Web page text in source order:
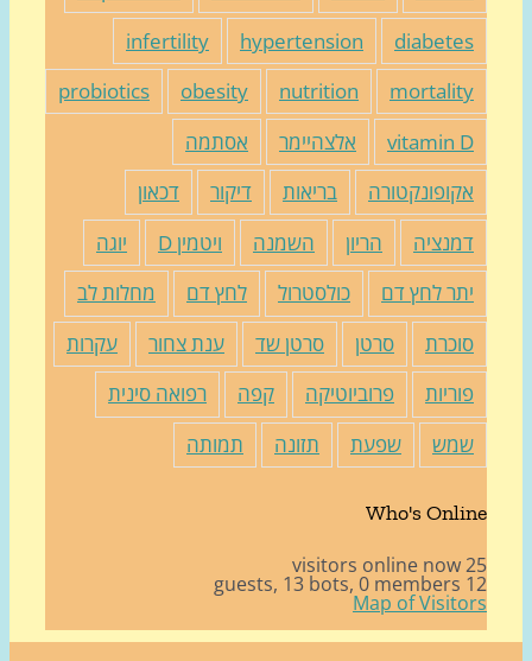
hypertension
infertility
nutrition
obesity
probiotics
vitamin
אלצהיימר
אסתמה
בריאות דיקור
דכאון
הריון השמנה ויטמין D
יוגה
לחץ דם
כולסטרול לחץ דם
מחלות לב
סרטן סרטן שד ענת צחור
עקרות
פרוביוטיקה קפה
רפואה סינית
שפעת תזונה תמותה
Who's
13 bots, 0 members
Map of